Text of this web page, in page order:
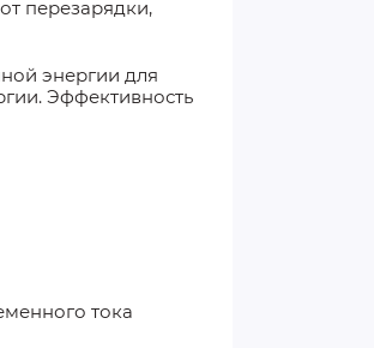
перезарядки,
энергии для
Эффективность
тока